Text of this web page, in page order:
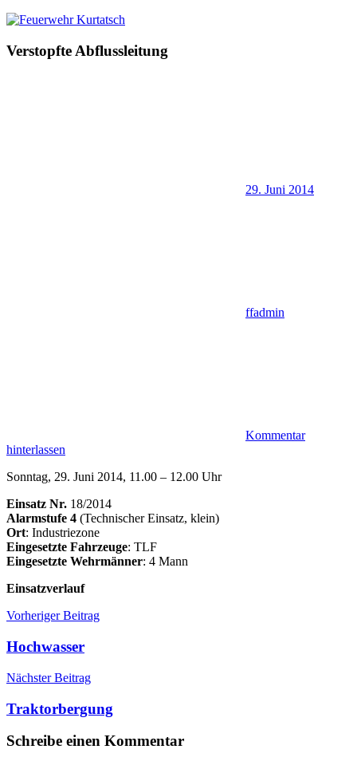
Verstopfte Abflussleitung
29. Juni 2014
ffadmin
Kommentar
hinterlassen
Sonntag, 29. Juni 2014, 11.00 – 12.00 Uhr
Einsatz Nr. 18/2014
Alarmstufe 4 (Technischer Einsatz, klein)
Ort: Industriezone
Eingesetzte Fahrzeuge: TLF
Eingesetzte Wehrmänner: 4 Mann
Einsatzverlauf
Einsätze
AbwasserEinsatzIndustriezone
Beitragsnavigation
Vorheriger Beitrag
Hochwasser
Nächster Beitrag
Traktorbergung
Schreibe einen Kommentar